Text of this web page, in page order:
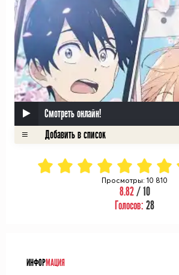
Смотреть онлайн!
Просмотры: 10 810
8.82/ 10
Голосов: 28
ИНФОРМАЦИЯ